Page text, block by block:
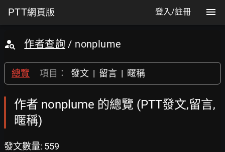
PTT網頁版 登入/註冊
作者查詢 / nonplume
總覽 項目： 發文 | 留言 | 暱稱
作者 nonplume 的總覽 (PTT發文,留言,
暱稱)
發文數量: 559